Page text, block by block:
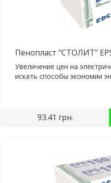
Пенопласт "СТОЛИТ"
Увеличение цен на
искать способы экономии
93.41 грн.